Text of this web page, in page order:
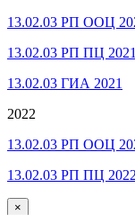
13.02.03 РП ООЦ
13.02.03 РП ПЦ 2021
13.02.03 ГИА 2021
2022
13.02.03 РП ООЦ
13.02.03 РП ПЦ 2022
×